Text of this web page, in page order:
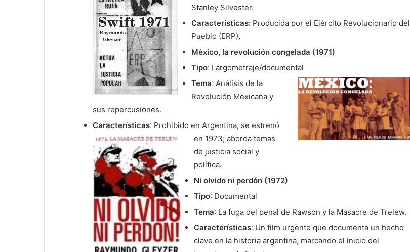
Stanley Silvester.
Características: Producida por el Ejército Revolucionario del
Pueblo (ERP),
México, la revolución congelada (1971)
Tipo: Largometraje/documental
Tema: Análisis de la
Revolución Mexicana y
sus repercusiones.
Características: Prohibido en Argentina, se estrenó
en 1973; aborda temas
de justicia social y
política.
Ni olvido ni perdón (1972)
Tipo: Documental
Tema: La fuga del penal de Rawson y la Masacre de Trelew.
Características: Un film urgente que documenta un hecho
clave en la historia argentina, marcando el inicio del